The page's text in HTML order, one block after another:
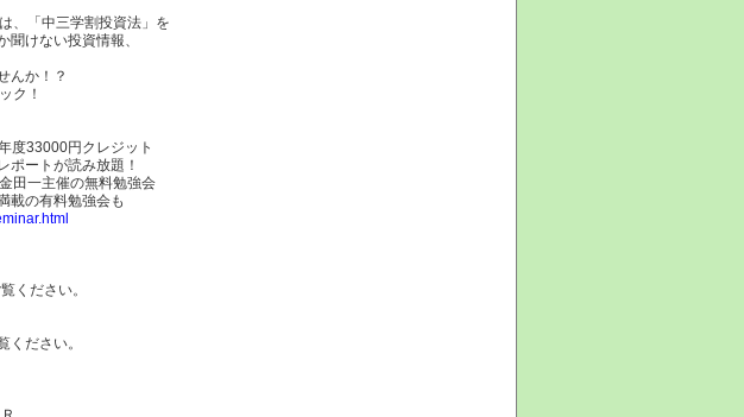
、「中三学割投資法」を
けない投資情報、
んか！？
ク！
度33000円クレジット
ポートが読み放題！
田一主催の無料勉強会
載の有料勉強会も
ください。
ださい。